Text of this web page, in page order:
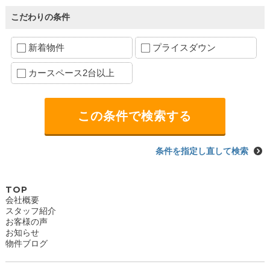
こだわりの条件
新着物件 プライスダウン
カースペース2台以上
条件を指定し直して検索
TOP
会社概要
スタッフ紹介
お客様の声
お知らせ
物件ブログ